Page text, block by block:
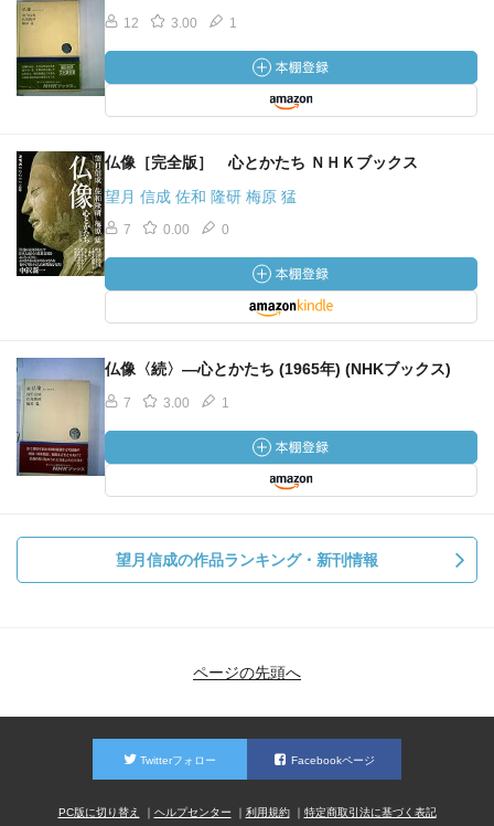
12 3.00 1
仏像［完全版］ 心とかたち ＮＨＫブックス
望月 信成 佐和 隆研 梅原 猛
7 0.00 0
仏像〈続〉―心とかたち (1965年) (NHKブックス)
7 3.00 1
望月信成の作品ランキング・新刊情報
ページの先頭へ
Twitterフォロー Facebookページ
PC版に切り替え ヘルプセンター 利用規約 特定商取引法に基づく表記